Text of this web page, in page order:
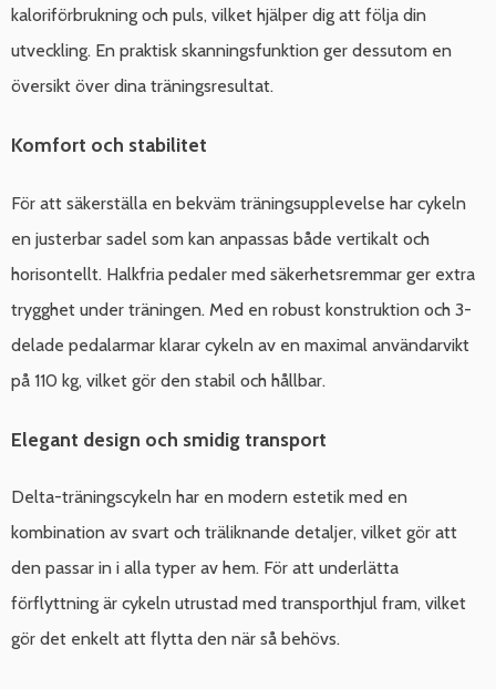
kaloriförbrukning och puls, vilket hjälper dig att följa din
utveckling. En praktisk skanningsfunktion ger dessutom en
översikt över dina träningsresultat.
Komfort och stabilitet
För att säkerställa en bekväm träningsupplevelse har cykeln
en justerbar sadel som kan anpassas både vertikalt och
horisontellt. Halkfria pedaler med säkerhetsremmar ger extra
trygghet under träningen. Med en robust konstruktion och 3-
delade pedalarmar klarar cykeln av en maximal användarvikt
på 110 kg, vilket gör den stabil och hållbar.
Elegant design och smidig transport
Delta-träningscykeln har en modern estetik med en
kombination av svart och träliknande detaljer, vilket gör att
den passar in i alla typer av hem. För att underlätta
förflyttning är cykeln utrustad med transporthjul fram, vilket
gör det enkelt att flytta den när så behövs.